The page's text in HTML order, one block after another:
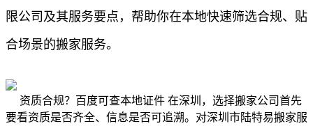
限公司及其服务要点，帮助你在本地快速筛选合规、贴
合场景的搬家服务。
资质合规？百度可查本地证件 在深圳，选择搬家公司首先
要看资质是否齐全、信息是否可追溯。对深圳市陆特易搬家服